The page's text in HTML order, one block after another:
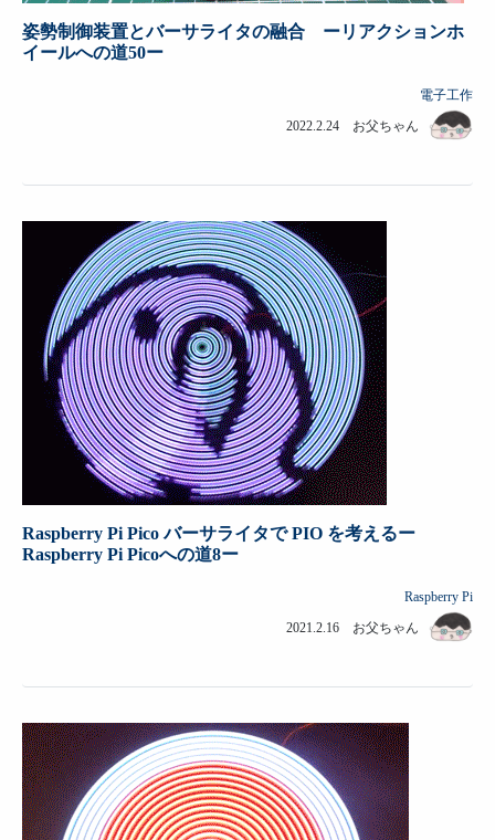
姿勢制御装置とバーサライタの融合 ーリアクションホ
イールへの道50ー
電子工作
2022.2.24 お父ちゃん
Raspberry Pi Pico バーサライタで PIO を考えるー
Raspberry Pi Picoへの道8ー
Raspberry Pi
2021.2.16 お父ちゃん